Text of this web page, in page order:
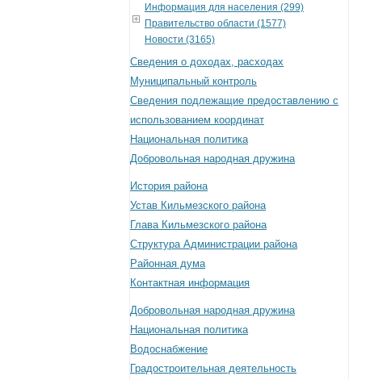
Информация для населения (299)
Правительство области (1577)
Новости (3165)
Сведения о доходах, расходах
Муниципальный контроль
Сведения подлежащие предоставлению с
использованием координат
Национальная политика
Добровольная народная дружина
История района
Устав Кильмезского района
Глава Кильмезского района
Структура Администрации района
Районная дума
Контактная информация
Добровольная народная дружина
Национальная политика
Водоснабжение
Градостроительная деятельность